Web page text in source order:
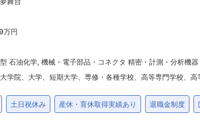
ることから、他社が新規参入しにくい分野となって
業界に対応しておりますので、何らかの要因でひと
万円
石油化学, 機械・電子部品・コネクタ 精密・計測・分析機器
学院、大学、短期大学、専修・各種学校、高等専門学校、高
土日祝休み 産休・育休取得実績あり 退職金制度